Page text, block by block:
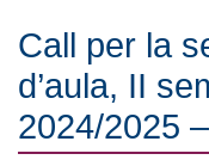
Call per la
d’aula, II
2024/2025